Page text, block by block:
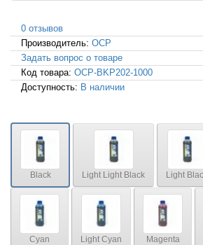
0 отзывов
Производитель: OCP
Задать вопрос о товаре
Код товара: OCP-BKP202-1000
Доступность: В наличии
Black Light Light Black Light
Cyan Light Cyan Magenta